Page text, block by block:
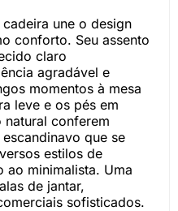
une o design
conforto. Seu assento
claro
agradável e
momentos à mesa
leve e os pés em
natural conferem
que se
estilos de
minimalista. Uma
de jantar,
sofisticados.